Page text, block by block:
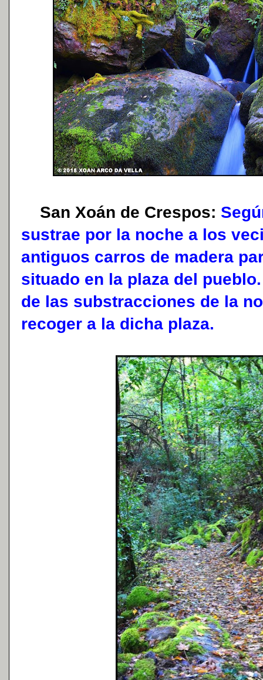
San Xoán de Crespos:
sustrae por la noche a los
antiguos carros de madera
situado en la plaza del
de las substracciones de la
recoger a la dicha plaza.